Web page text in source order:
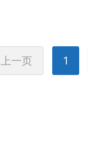
上一页 1